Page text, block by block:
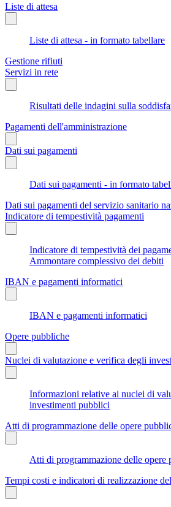
Liste di attesa
Liste di attesa - in formato tabellare
Gestione rifiuti
Servizi in rete
Risultati delle indagini sulla
Pagamenti dell'amministrazione
Dati sui pagamenti
Dati sui pagamenti - in formato
Dati sui pagamenti del servizio sanitario
Indicatore di tempestività pagamenti
Indicatore di tempestività dei
Ammontare complessivo dei debiti
IBAN e pagamenti informatici
IBAN e pagamenti informatici
Opere pubbliche
Nuclei di valutazione e verifica degli
Informazioni relative ai nuclei di
investimenti pubblici
Atti di programmazione delle opere
Atti di programmazione delle opere
Tempi costi e indicatori di realizzazione